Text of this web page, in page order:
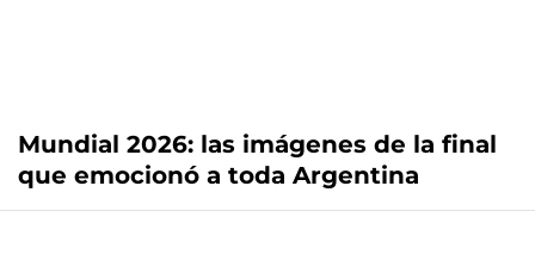
Mundial 2026: las imágenes de la final
que emocionó a toda Argentina